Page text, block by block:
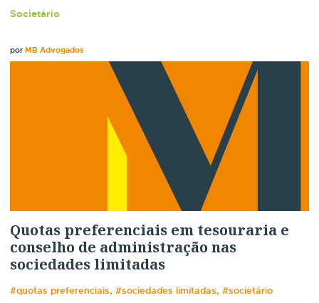
Societário
porMB Advogados
Quotas preferenciais em tesouraria e
conselho de administração nas
sociedades limitadas
#quotas preferenciais, #sociedades limitadas, #societário